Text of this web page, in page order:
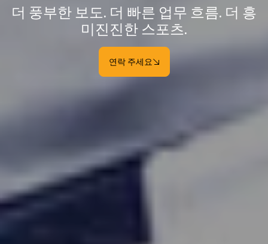
더 풍부한 보도. 더 빠른 업무 흐름. 더 흥
미진진한 스포츠.
연락 주세요